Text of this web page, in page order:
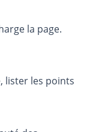
la page.
lister les points